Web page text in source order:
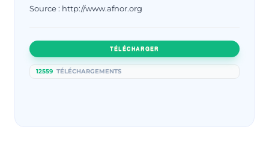
Source : http://www.afnor.org
TÉLÉCHARGER
12559 TÉLÉCHARGEMENTS